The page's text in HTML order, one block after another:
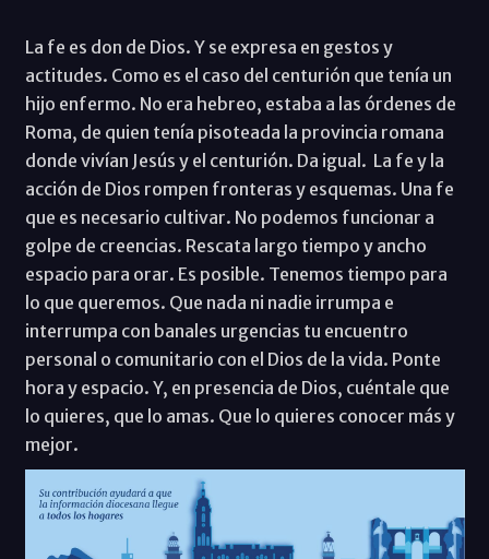
La fe es don de Dios. Y se expresa en gestos y
actitudes. Como es el caso del centurión que tenía un
hijo enfermo. No era hebreo, estaba a las órdenes de
Roma, de quien tenía pisoteada la provincia romana
donde vivían Jesús y el centurión. Da igual. La fe y la
acción de Dios rompen fronteras y esquemas. Una fe
que es necesario cultivar. No podemos funcionar a
golpe de creencias. Rescata largo tiempo y ancho
espacio para orar. Es posible. Tenemos tiempo para
lo que queremos. Que nada ni nadie irrumpa e
interrumpa con banales urgencias tu encuentro
personal o comunitario con el Dios de la vida. Ponte
hora y espacio. Y, en presencia de Dios, cuéntale que
lo quieres, que lo amas. Que lo quieres conocer más y
mejor.